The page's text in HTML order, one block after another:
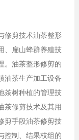
修剪技术油茶整形
、扁山蜂群养殖技
。油茶整形修剪的
油茶生产加工设备
茶树种植的管理技
茶修剪技术及其用
剪手段油茶修剪技
控制、结果枝组的